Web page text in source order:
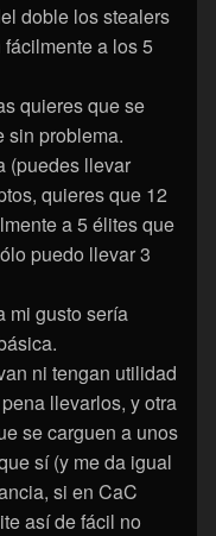
doble los stealers
a los 5
quieres que se
sin problema.
(puedes llevar
quieres que 12
a 5 élites que
puedo llevar 3
mi gusto sería
ni tengan utilidad
llevarlos, y otra
se carguen a unos
sí (y me da igual
si en CaC
así de fácil no